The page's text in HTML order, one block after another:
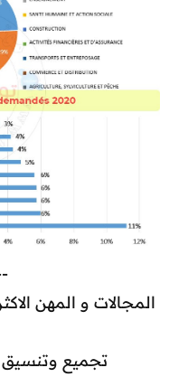
المجالات و المهن
تجميع وتنسيق